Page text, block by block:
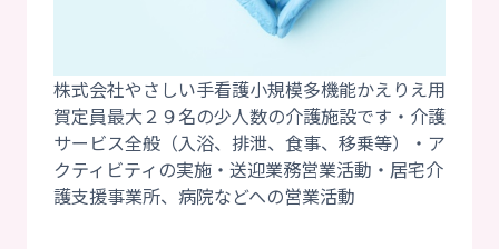
株式会社やさしい手看護小規模多機能かえりえ用
賀定員最大２９名の少人数の介護施設です・介護
サービス全般（入浴、排泄、食事、移乗等）・ア
クティビティの実施・送迎業務営業活動・居宅介